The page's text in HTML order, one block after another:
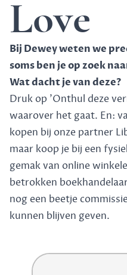
Love
Bij Dewey weten we
soms ben je op zoek
Wat dacht je van deze?
Druk op 'Onthul deze
waarover het gaat. En:
kopen bij onze partner
maar koop je bij een
gemak van online
betrokken
nog een beetje
kunnen blijven geven.